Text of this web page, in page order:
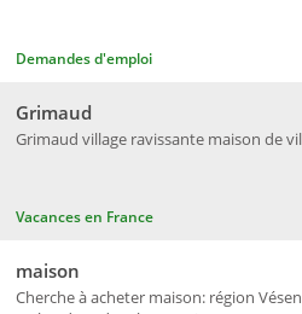
Demandes d'emploi
Vacances en France
Grimaud village ravissante maison de
Grimaud
Cherche à acheter maison: région
maison